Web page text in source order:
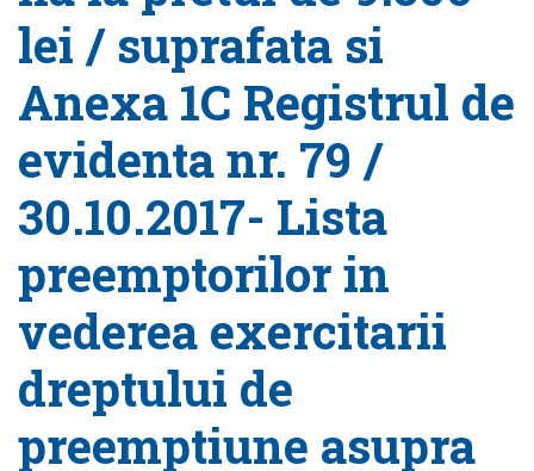
lei / suprafata si
Anexa 1C Registrul de
evidenta nr. 79 /
30.10.2017- Lista
preemptorilor in
vederea exercitarii
dreptului de
preemptiune asupra